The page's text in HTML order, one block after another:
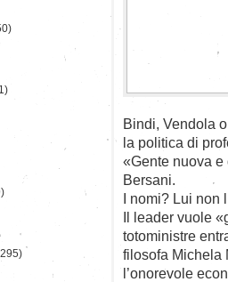
Bindi, Vendola
la politica di
«Gente nuova
Bersani.
I nomi? Lui non
Il leader vuole
totoministre
filosofa Michela
l’onorevole